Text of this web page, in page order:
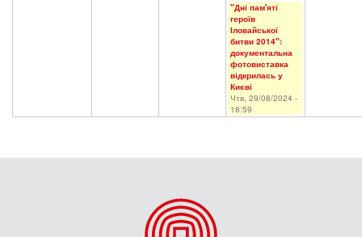
"Дні пам'яті
героїв
Іловайської
битви 2014":
документальна
фотовиставка
відкрилась у
Києві
Чтв, 29/08/2024 -
18:59